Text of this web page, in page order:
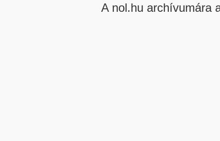
A nol.hu archívumára